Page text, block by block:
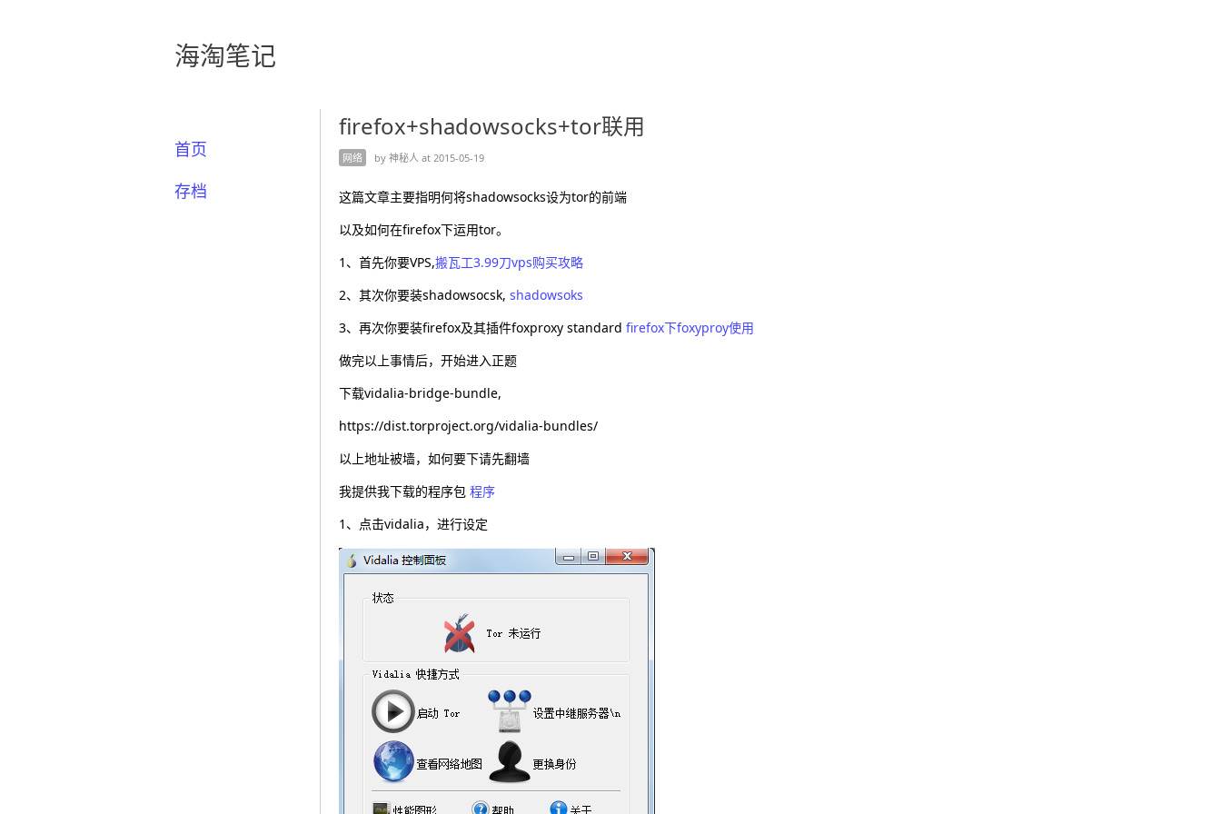
海淘笔记
firefox+shadowsocks+tor联用
网络 by 神秘人 at 2015-05-19
这篇文章主要指明何将shadowsocks设为tor的前端
以及如何在firefox下运用tor。
1、首先你要VPS,搬瓦工3.99刀vps购买攻略
2、其次你要装shadowsocsk, shadowsoks
3、再次你要装firefox及其插件foxproxy standard firefox下foxyproy使用
做完以上事情后，开始进入正题
下载vidalia-bridge-bundle,
https://dist.torproject.org/vidalia-bundles/
以上地址被墙，如何要下请先翻墙
我提供我下载的程序包 程序
1、点击vidalia，进行设定
首页
存档